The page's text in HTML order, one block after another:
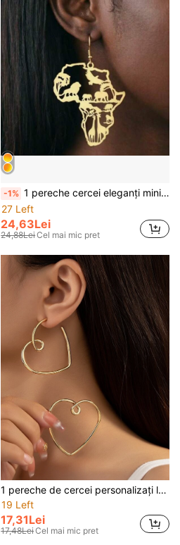
-1% 1 pereche cercei eleganți minimalisti cu design geometric asimetric
27 Left
24,63Lei
24,88LeiCel mai mic pret
1 pereche de cercei personalizați la modă cu inimă goală și răsucire pentru femei
19 Left
17,31Lei
17,48LeiCel mai mic pret